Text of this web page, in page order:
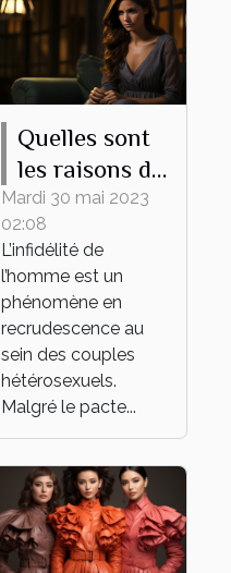
Quelles sont
les raisons de
l’infidélité de
l’homme dans
un couple ?
Mardi 30 mai 2023
02:08
L’infidélité de
l’homme est un
phénomène en
recrudescence au
sein des couples
hétérosexuels.
Malgré le pacte...